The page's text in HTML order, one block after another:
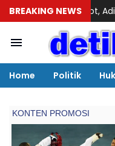
BREAKING NEWS
Adi Warman Lubis
Home Politik